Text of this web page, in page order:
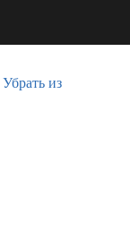
Убрать из